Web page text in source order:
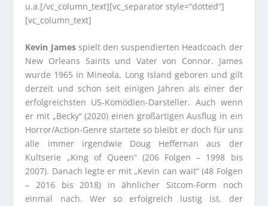
u.a.[/vc_column_text][vc_separator style=“dotted“]
[vc_column_text]
Kevin Jamesspielt den suspendierten Headcoach der
New Orleans Saints und Vater von Connor. James
wurde 1965 in Mineola, Long Island geboren und gilt
derzeit und schon seit einigen Jahren als einer der
erfolgreichsten US-Komödien-Darsteller. Auch wenn
er mit „Becky“ (2020) einen großartigen Ausflug in ein
Horror/Action-Genre startete so bleibt er doch für uns
alle immer irgendwie Doug Heffernan aus der
Kultserie „King of Queen“ (206 Folgen – 1998 bis
2007). Danach legte er mit „Kevin can wait“ (48 Folgen
– 2016 bis 2018) in ähnlicher Sitcom-Form noch
einmal nach. Wer so erfolgreich lustig ist, der